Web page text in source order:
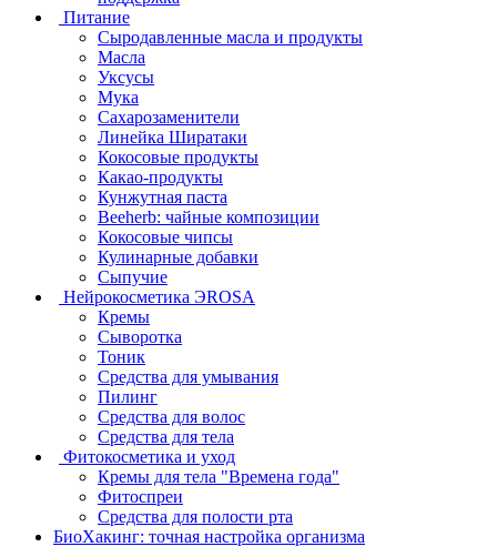
Питание
Сыродавленные масла и продукты
Масла
Уксусы
Мука
Сахарозаменители
Линейка Ширатаки
Кокосовые продукты
Какао-продукты
Кунжутная паста
Beeherb: чайные композиции
Кокосовые чипсы
Кулинарные добавки
Сыпучие
Нейрокосметика ЭROSA
Кремы
Сыворотка
Тоник
Средства для умывания
Пилинг
Средства для волос
Средства для тела
Фитокосметика и уход
Кремы для тела "Времена года"
Фитоспреи
Средства для полости рта
БиоХакинг: точная настройка организма